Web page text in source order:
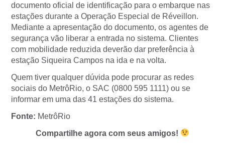
documento oficial de identificação para o embarque nas
estações durante a Operação Especial de Réveillon.
Mediante a apresentação do documento, os agentes de
segurança vão liberar a entrada no sistema. Clientes
com mobilidade reduzida deverão dar preferência à
estação Siqueira Campos na ida e na volta.
Quem tiver qualquer dúvida pode procurar as redes
sociais do MetrôRio, o SAC (0800 595 1111) ou se
informar em uma das 41 estações do sistema.
Fonte: MetrôRio
Compartilhe agora com seus amigos!